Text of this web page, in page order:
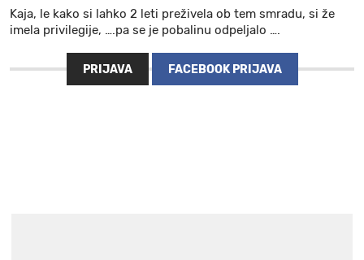
Kaja, le kako si lahko 2 leti preživela ob tem smradu, si že
imela privilegije, ….pa se je pobalinu odpeljalo ….
PRIJAVA FACEBOOK PRIJAVA